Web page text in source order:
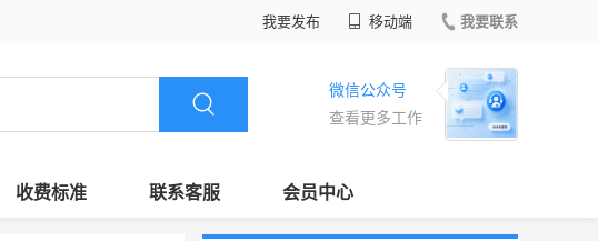
我要发布 移动端 我要联系
微信公众号
查看更多工作
收费标准 联系客服 会员中心